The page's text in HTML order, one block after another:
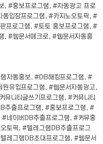
, #홍보프로그램, #자동광고 프로
입장프로그램, #카지노오토픽, #
프로그램, #토토 홍보프로그램, #
, #웹문서매크로, #웹문서자동홍
자동홍보, #DB해킹프로그램, #
유입프로그램, #웹문서자동광고,
니티글쓰기프로그램, #커뮤니티
추출프로그램, #홍보프로그램, #
네이버DB추출프로그램, #커뮤홍
토픽, #텔레그램DB추출프로그
레그램DB초대프로그램, #웹문서